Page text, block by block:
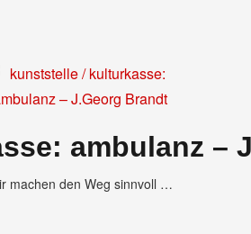
ambulanz –
machen den Weg sinnvoll …